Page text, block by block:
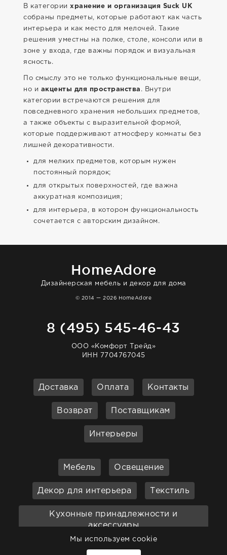
В категории хранение и организация Suck UK
собраны предметы, которые работают как часть
интерьера и как место для мелочей. Такие
решения уместны на полке, столе, консоли или в
зоне у входа, где важны порядок и визуальная
ясность.
По смыслу это не только функциональные вещи,
но и акценты для пространства . Внутри
категории встречаются решения для
повседневного хранения небольших предметов,
а также объекты с выразительной формой,
которые поддерживают атмосферу комнаты без
лишней декоративности.
для мелких предметов, которым нужен
постоянный порядок;
для открытых поверхностей, где важна
аккуратная композиция;
для интерьера, в котором функциональность
сочетается с авторским дизайном.
HomeAdore
Дизайнерская мебель и декор для дома
© 2014 — 2026 HomeAdore
8 (495) 545-46-43
ООО «Комфорт Трейд»
ИНН 7704767045
Доставка Оплата Контакты
Возврат Поставщикам
Интерьеры
Мебель Освещение
Декор для интерьера Текстиль
Кухонные принадлежности и
аксессуары
Ванная Садовая мебель
Мы используем cookie